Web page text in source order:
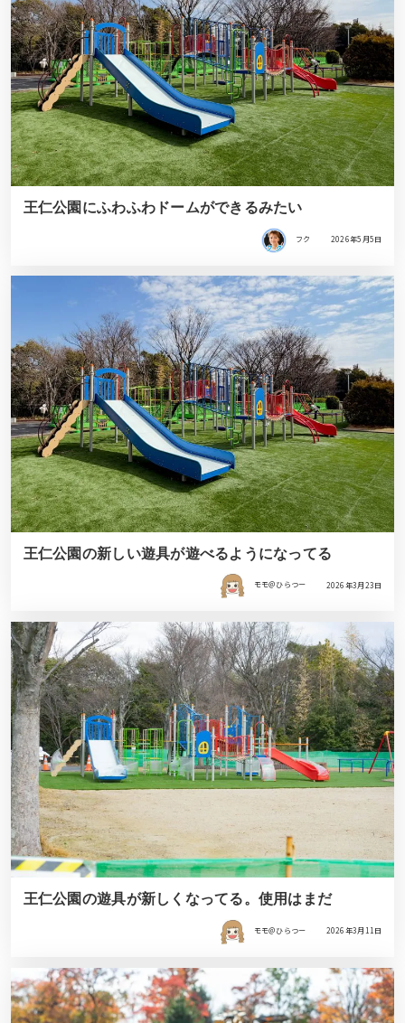
王仁公園にふわふわドームができるみたい
フク 2026年5月5日
王仁公園の新しい遊具が遊べるようになってる
モモ＠ひらつー 2026年3月23日
王仁公園の遊具が新しくなってる。使用はまだ
モモ＠ひらつー 2026年3月11日